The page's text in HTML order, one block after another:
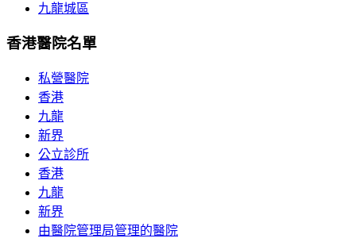
九龍城區
香港醫院名單
私營醫院
香港
九龍
新界
公立診所
香港
九龍
新界
由醫院管理局管理的醫院